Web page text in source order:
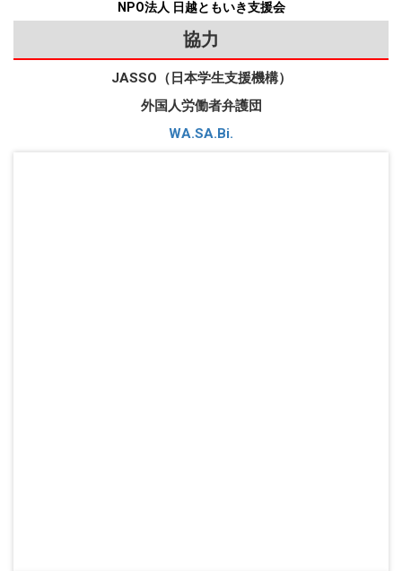
NPO法人 日越ともいき支援会
協力
JASSO（日本学生支援機構）
外国人労働者弁護団
WA.SA.Bi.